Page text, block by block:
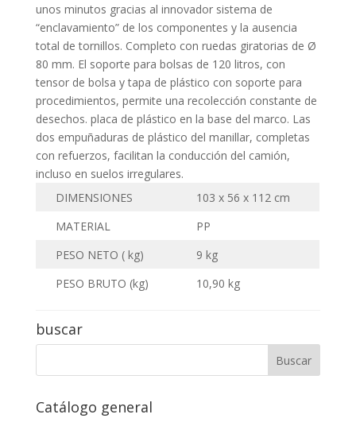
unos minutos gracias al innovador sistema de
“enclavamiento” de los componentes y la ausencia
total de tornillos. Completo con ruedas giratorias de Ø
80 mm. El soporte para bolsas de 120 litros, con
tensor de bolsa y tapa de plástico con soporte para
procedimientos, permite una recolección constante de
desechos. placa de plástico en la base del marco. Las
dos empuñaduras de plástico del manillar, completas
con refuerzos, facilitan la conducción del camión,
incluso en suelos irregulares.
DIMENSIONES
103 x 56 x 112 cm
MATERIAL
PP
PESO NETO ( kg)
9 kg
PESO BRUTO (kg)
10,90 kg
buscar
Catálogo general